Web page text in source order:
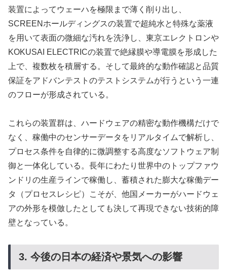
装置によってウェーハを極限まで薄く削り出し、
SCREENホールディングスの装置で超純水と特殊な薬液
を用いて表面の微細な汚れを洗浄し、東京エレクトロンや
KOKUSAI ELECTRICの装置で絶縁膜や導電膜を形成した
上で、複数枚を積層する。そして最終的な動作確認と品質
保証をアドバンテストのテストシステムが行うという一連
のフローが形成されている。
これらの装置群は、ハードウェアの精密な動作機構だけで
なく、稼働中のセンサーデータをリアルタイムで解析し、
プロセス条件を自律的に微調整する高度なソフトウェア制
御と一体化している。長年にわたり世界中のトップファウ
ンドリの生産ラインで稼働し、蓄積された膨大な稼働デー
タ（プロセスレシピ）こそが、他国メーカーがハードウェ
アの外形を模倣したとしても決して再現できない技術的障
壁となっている。
3. 今後の日本の経済や景気への影響